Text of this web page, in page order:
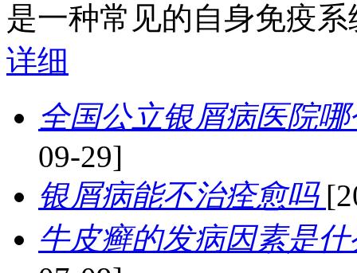
是一种常见的自身免疫
详细
全国公立银屑病医院
09-29]
银屑病能不治痊愈吗
牛皮癣的发病因素是